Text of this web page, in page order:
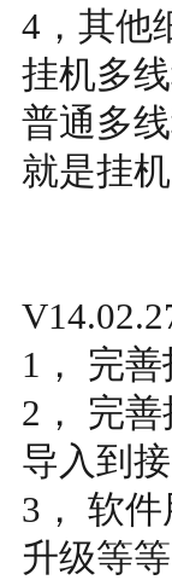
4，其他
挂机多
普通多
就是挂
1， 完
2， 完
导入到
3， 软
升级等